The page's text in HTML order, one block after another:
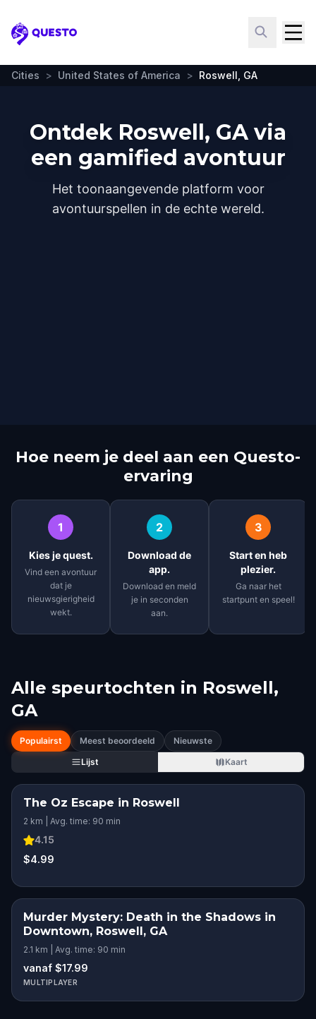
Questo
Cities > United States of America > Roswell, GA
Ontdek Roswell, GA via
een gamified avontuur
Het toonaangevende platform voor
avontuurspellen in de echte wereld.
Hoe neem je deel aan een Questo-
ervaring
1
Kies je quest.
Vind een avontuur
dat je
nieuwsgierigheid
wekt.
2
Download de
app.
Download en meld
je in seconden
aan.
3
Start en heb
plezier.
Ga naar het
startpunt en speel!
Alle speurtochten in Roswell,
GA
Populairst Meest beoordeeld
Nieuwste
Lijst
Kaart
The Oz Escape in Roswell
2 km | Avg. time: 90 min
4.15
$4.99
Murder Mystery: Death in the Shadows in
Downtown, Roswell, GA
2.1 km | Avg. time: 90 min
vanaf $17.99
MULTIPLAYER